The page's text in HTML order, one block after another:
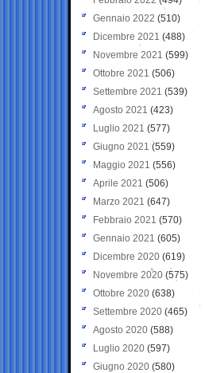
Gennaio 2022 (510)
Dicembre 2021 (488)
Novembre 2021 (599)
Ottobre 2021 (506)
Settembre 2021 (539)
Agosto 2021 (423)
Luglio 2021 (577)
Giugno 2021(559)
Maggio 2021 (556)
Aprile 2021 (506)
Marzo 2021 (647)
Febbraio 2021 (570)
Gennaio 2021 (605)
Dicembre 2020 (619)
Novembre 2020 (575)
Ottobre 2020 (638)
Settembre 2020(465)
Agosto 2020 (588)
Luglio 2020 (597)
Giugno 2020 (580)